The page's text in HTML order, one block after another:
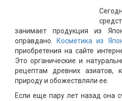
занимает продукция из
оправдано.
Косметика из
приобретения на сайте
Это органические и
рецептам древних азиатов,
природу и обожествляли ее.
Если еще пару лет назад она